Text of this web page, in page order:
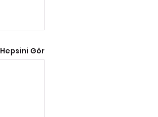
Hepsini Gör